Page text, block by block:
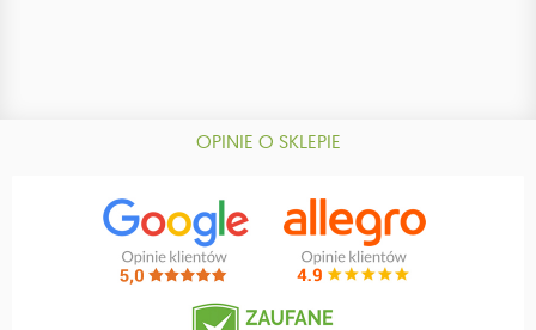
OPINIE O SKLEPIE